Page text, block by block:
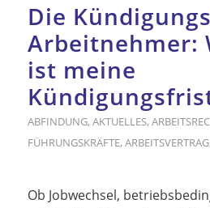
Die
Arbeitnehmer:
ist meine
ABFINDUNG, AKTUELLES,
FÜHRUNGSKRÄFTE, ARBEITSVERTRAG,
Ob Jobwechsel,